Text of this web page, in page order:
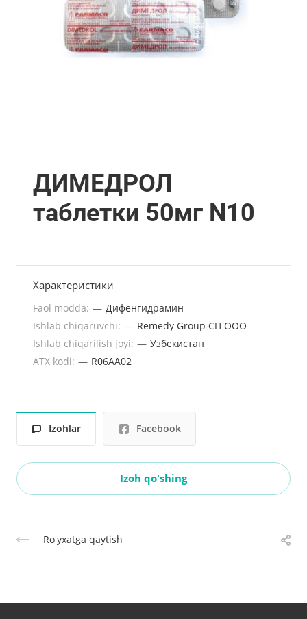
ДИМЕДРОЛ
таблетки 50мг N10
Характеристики
Faol modda: — Дифенгидрамин
Ishlab chiqaruvchi: — Remedy Group СП OOO
Ishlab chiqarilish joyi: — Узбекистан
ATX kodi: — R06AA02
Izohlar Facebook
Izoh qo'shing
Roʻyxatga qaytish